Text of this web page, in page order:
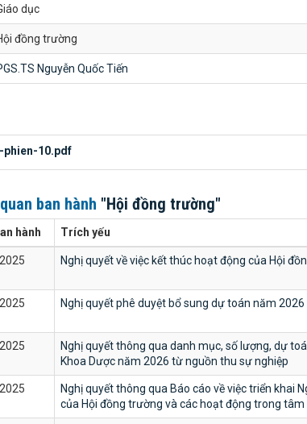
dục
đồng trường
Nguyễn Quốc Tiến
10.pdf
ban hành "Hội đồng trường"
hành Trích yếu
Nghị quyết về việc kết thúc hoạt động của Hội
Nghị quyết phê duyệt bổ sung dự toán năm 2026
Nghị quyết thông qua danh mục, số lượng, dự
Khoa Dược năm 2026 từ nguồn thu sự nghiệp
Nghị quyết thông qua Báo cáo về việc triển khai
của Hội đồng trường và các hoạt động trong